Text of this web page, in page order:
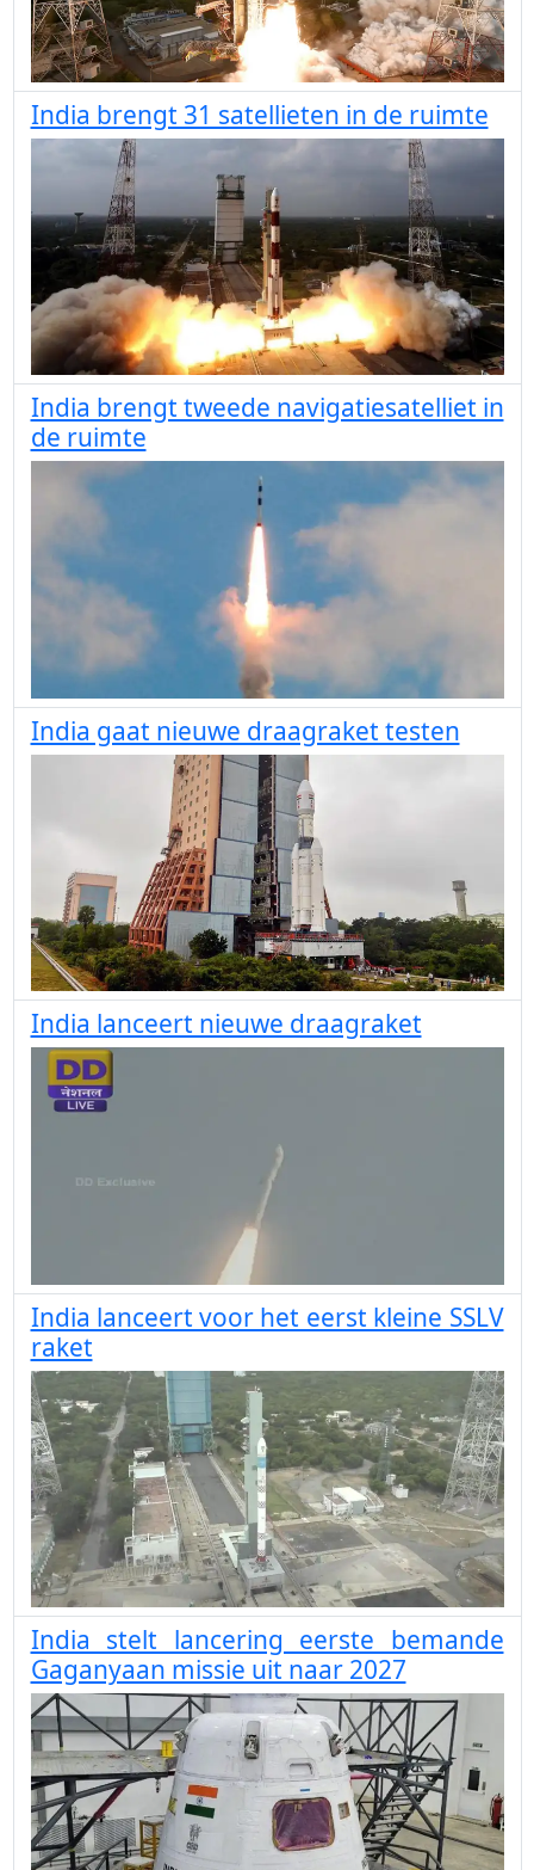
India brengt 31 satellieten in de ruimte
India brengt tweede navigatiesatelliet in
de ruimte
India gaat nieuwe draagraket testen
India lanceert nieuwe draagraket
India lanceert voor het eerst kleine SSLV
raket
India stelt lancering eerste bemande
Gaganyaan missie uit naar 2027